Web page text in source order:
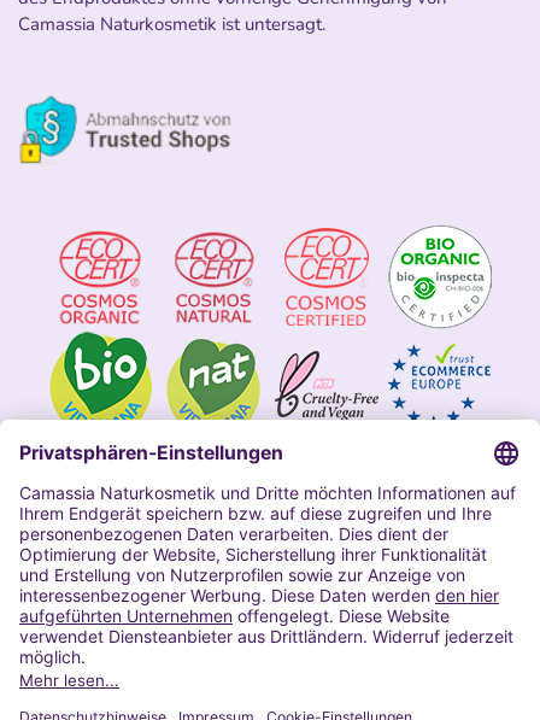
Camassia Naturkosmetik ist untersagt.
Impressum
Allgemeine Geschäftsbedingungen
Datenschutzerklärung Camassia
Widerrufsbelehrung
Copyright 2020 | Alle Rechte vorbehalten